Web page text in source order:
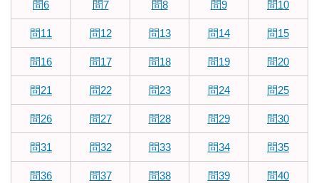
問6 問7 問8 問9 問10
問11 問12 問13 問14 問15
問16 問17 問18 問19 問20
問21 問22 問23 問24 問25
問26 問27 問28 問29 問30
問31 問32 問33 問34 問35
問36 問37 問38 問39 問40